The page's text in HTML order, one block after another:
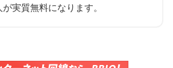
が実質無料になります。